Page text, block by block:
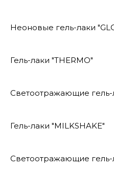
Неоновые гель-лаки
Гель-лаки "THERMO"
Светоотражающие гель-
Гель-лаки "MILKSHAKE"
Светоотражающие гель-